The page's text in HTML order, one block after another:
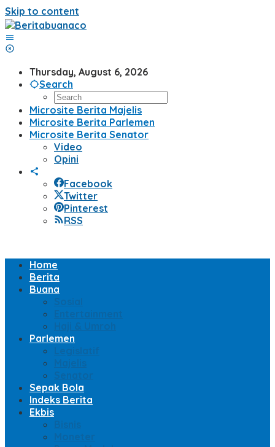
Skip to content
Thursday, August 6, 2026
Search
Microsite Berita Majelis
Microsite Berita Parlemen
Microsite Berita Senator
Video
Opini
Facebook
Twitter
Pinterest
RSS
Home
Berita
Buana
Sosial
Entertainment
Haji & Umroh
Parlemen
Legislatif
Majelis
Senator
Sepak Bola
Indeks Berita
Ekbis
Bisnis
Moneter